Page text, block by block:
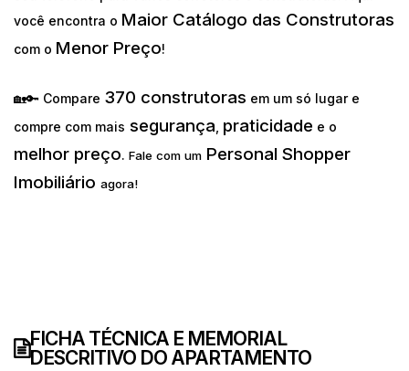
você encontra o Maior Catálogo das Construtoras
com o Menor Preço!
🏡🔑 Compare 370 construtoras em um só lugar e
compre com mais segurança praticidade e o
melhor preço. Fale com um Personal Shopper
Imobiliário agora!
FICHA TÉCNICA E MEMORIAL
DESCRITIVO DO APARTAMENTO